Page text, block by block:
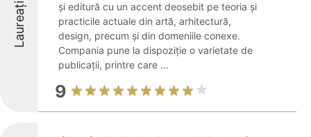
Laureați
și editură cu un accent deosebit pe teoria și
practicile actuale din artă, arhitectură,
design, precum și din domeniile conexe.
Compania pune la dispoziție o varietate de
publicații, printre care ...
9